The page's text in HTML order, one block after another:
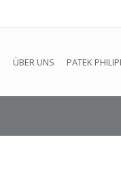
ÜBER UNS PATEK
nicht alle